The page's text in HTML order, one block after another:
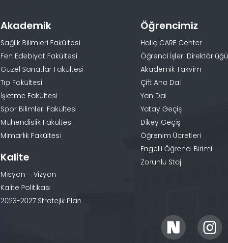
Akademik
Sağlık Bilimleri Fakültesi
Fen Edebiyat Fakültesi
Güzel Sanatlar Fakültesi
Tıp Fakültesi
İşletme Fakültesi
Spor Bilimleri Fakültesi
Mühendislik Fakültesi
Mimarlık Fakültesi
Kalite
Misyon – Vizyon
Kalite Politikası
2023-2027 Stratejik Plan
Öğrencimiz
Haliç CARE Center
Öğrenci İşleri Direktörlüğü
Akademik Takvim
Çift Ana Dal
Yan Dal
Yatay Geçiş
Dikey Geçiş
Öğrenim Ücretleri
Engelli Öğrenci Birimi
Zorunlu Staj